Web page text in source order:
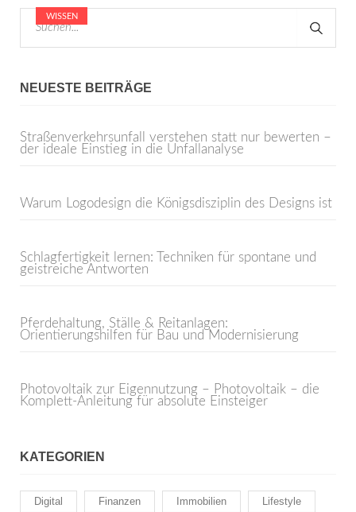
NEUESTE BEITRÄGE
Straßenverkehrsunfall verstehen statt nur bewerten –
der ideale Einstieg in die Unfallanalyse
Warum Logodesign die Königsdisziplin des Designs ist
Schlagfertigkeit lernen: Techniken für spontane und
geistreiche Antworten
Pferdehaltung, Ställe & Reitanlagen:
Orientierungshilfen für Bau und Modernisierung
Photovoltaik zur Eigennutzung – Photovoltaik – die
Komplett-Anleitung für absolute Einsteiger
KATEGORIEN
Digital Finanzen Immobilien Lifestyle
WISSEN